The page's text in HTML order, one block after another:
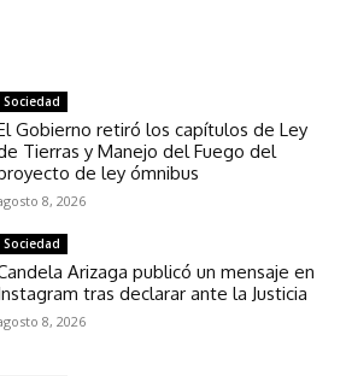
Sociedad
Gobierno retiró los capítulos de Ley
Tierras y Manejo del Fuego del
de ley ómnibus
8, 2026
Sociedad
Arizaga publicó un mensaje en
tras declarar ante la Justicia
8, 2026